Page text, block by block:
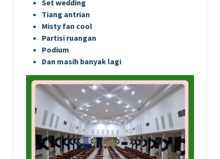
Set wedding
Tiang antrian
Misty fan cool
Partisi ruangan
Podium
Dan masih banyak lagi